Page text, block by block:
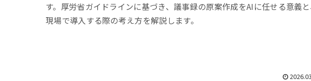
す。厚労省ガイドラインに基づき、議事録の原案作成をAIに任せる意義と
現場で導入する際の考え方を解説します。